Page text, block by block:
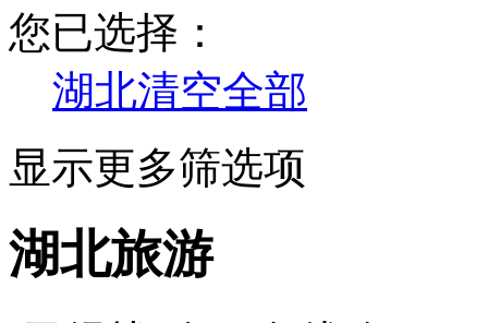
您已选择：
湖北清空全部
显示更多筛选项
湖北旅游